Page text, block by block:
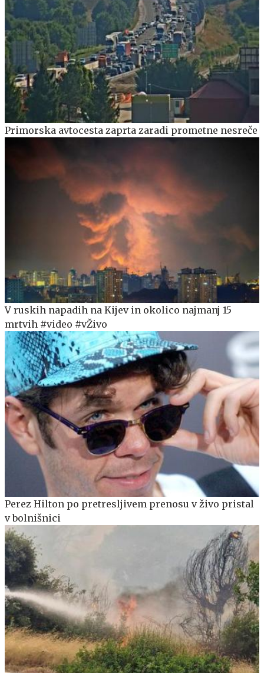
Primorska avtocesta zaprta zaradi prometne nesreče
V ruskih napadih na Kijev in okolico najmanj 15
mrtvih #video #vŽivo
Perez Hilton po pretresljivem prenosu v živo pristal
v bolnišnici